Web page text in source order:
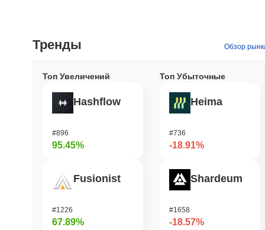
Тренды Обзор
Топ Увеличений
Hashflow
#896
95.45%
Fusionist
#1226
67.89%
Топ Убыточные
Heima
#736
-18.91%
Shardeum
#1658
-18.57%